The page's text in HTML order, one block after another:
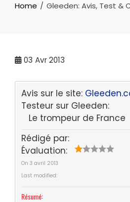
Home Gleeden: Avis, Test &
03 Avr 2013
Avis sur le site:
Testeur sur Gleeden:
Le trompeur de France
Rédigé par:
Évaluation:
On 3 avril 2013
Last modified:
Résumé: